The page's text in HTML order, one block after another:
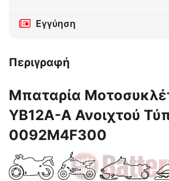
Εγγύηση
Περιγραφή
Μπαταρία
YB12A-A Ανοιχτού
0092M4F300